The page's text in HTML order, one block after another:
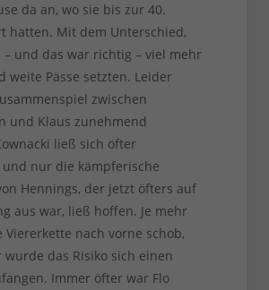
da an, wo sie bis zur 40.
hatten. Mit dem Unterschied,
– und das war richtig – viel mehr
weite Pässe setzten. Leider
zwischen
und Klaus zunehmend
ließ sich öfter
nur die kämpferische
Hennings, der jetzt öfters auf
aus war, ließ hoffen. Je mehr
Viererkette nach vorne schob,
wurde das Risiko sich einen
Immer öfter war Flo